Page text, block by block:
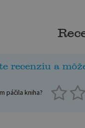
recenziu a
páčila kniha?